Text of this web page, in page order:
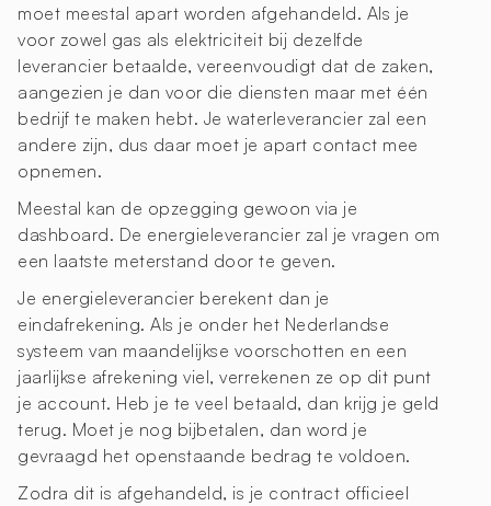
moet meestal apart worden afgehandeld. Als je
voor zowel gas als elektriciteit bij dezelfde
leverancier betaalde, vereenvoudigt dat de zaken,
aangezien je dan voor die diensten maar met één
bedrijf te maken hebt. Je waterleverancier zal een
andere zijn, dus daar moet je apart contact mee
opnemen.
Meestal kan de opzegging gewoon via je
dashboard. De energieleverancier zal je vragen om
een laatste meterstand door te geven.
Je energieleverancier berekent dan je
eindafrekening. Als je onder het Nederlandse
systeem van maandelijkse voorschotten en een
jaarlijkse afrekening viel, verrekenen ze op dit punt
je account. Heb je te veel betaald, dan krijg je geld
terug. Moet je nog bijbetalen, dan word je
gevraagd het openstaande bedrag te voldoen.
Zodra dit is afgehandeld, is je contract officieel